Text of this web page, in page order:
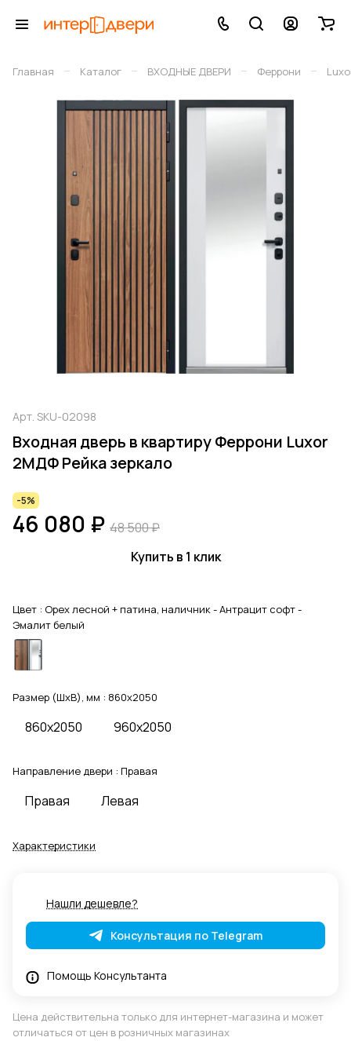
Главная – Каталог – ВХОДНЫЕ ДВЕРИ – Феррони –
Арт. SKU-02098
Входная дверь в квартиру Феррони Luxor
2МДФ Рейка зеркало
-5%
46 080 ₽ 48 500 ₽
Купить в 1 клик
Цвет : Орех лесной + патина, наличник - Антрацит софт -
Эмалит белый
Размер (ШхВ), мм : 860x2050
860x2050 960x2050
Направление двери : Правая
Правая Левая
Характеристики
Нашли дешевле?
Консультация по Telegram
Помощь Консультанта
Цена действительна только для интернет-магазина и может
отличаться от цен в розничных магазинах